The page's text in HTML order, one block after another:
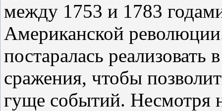
между 1753 и 1783
Американской
постаралась
сражения, чтобы
гуще событий. Несмотря